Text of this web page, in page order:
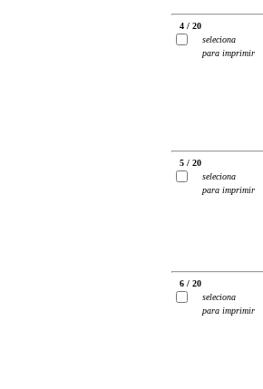
4 / 20
seleciona
para imprimir
5 / 20
seleciona
para imprimir
6 / 20
seleciona
para imprimir